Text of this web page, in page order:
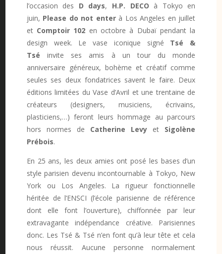
l’occasion des D days, H.P. DECO à Tokyo en
juin, Please do not enterà Los Angeles en juillet
et Comptoir 102 en octobre à Dubaï pendant la
design week. Le vase iconique signé Tsé &
Tsé invite ses amis à un tour du monde
anniversaire généreux, bohème et créatif comme
seules ses deux fondatrices savent le faire. Deux
éditions limitées du Vase d’Avril et une trentaine de
créateurs (designers, musiciens, écrivains,
plasticiens,…) feront leurs hommage au parcours
hors normes de Catherine Levy et Sigolène
Prébois.
En 25 ans, les deux amies ont posé les bases d’un
style parisien devenu incontournable à Tokyo, New
York ou Los Angeles. La rigueur fonctionnelle
héritée de l’ENSCI (l’école parisienne de référence
dont elle font l’ouverture), chiffonnée par leur
extravagante indépendance créative. Parisiennes
donc. Les Tsé & Tsé n’en font qu’à leur tête et cela
nous réussit. Aucune personne normalement